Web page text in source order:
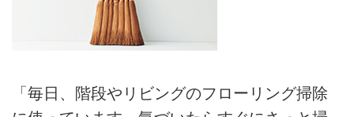
「毎日、階段やリビングのフローリング掃除